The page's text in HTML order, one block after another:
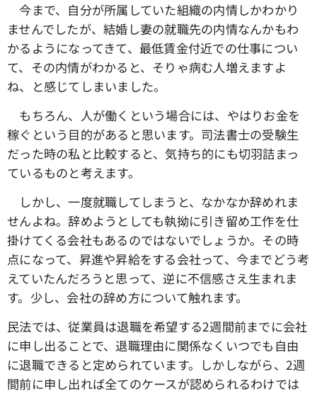
今まで、自分が所属していた組織の内情しかわかり
ませんでしたが、結婚し妻の就職先の内情なんかもわ
かるようになってきて、最低賃金付近での仕事につい
て、その内情がわかると、そりゃ病む人増えますよ
ね、と感じてしまいました。
もちろん、人が働くという場合には、やはりお金を
稼ぐという目的があると思います。司法書士の受験生
だった時の私と比較すると、気持ち的にも切羽詰まっ
ているものと考えます。
しかし、一度就職してしまうと、なかなか辞めれま
せんよね。辞めようとしても執拗に引き留め工作を仕
掛けてくる会社もあるのではないでしょうか。その時
点になって、昇進や昇給をする会社って、今までどう考
えていたんだろうと思って、逆に不信感さえ生まれま
す。少し、会社の辞め方について触れます。
民法では、従業員は退職を希望する2週間前までに会社
に申し出ることで、退職理由に関係なくいつでも自由
に退職できると定められています。しかしながら、2週
間前に申し出れば全てのケースが認められるわけでは